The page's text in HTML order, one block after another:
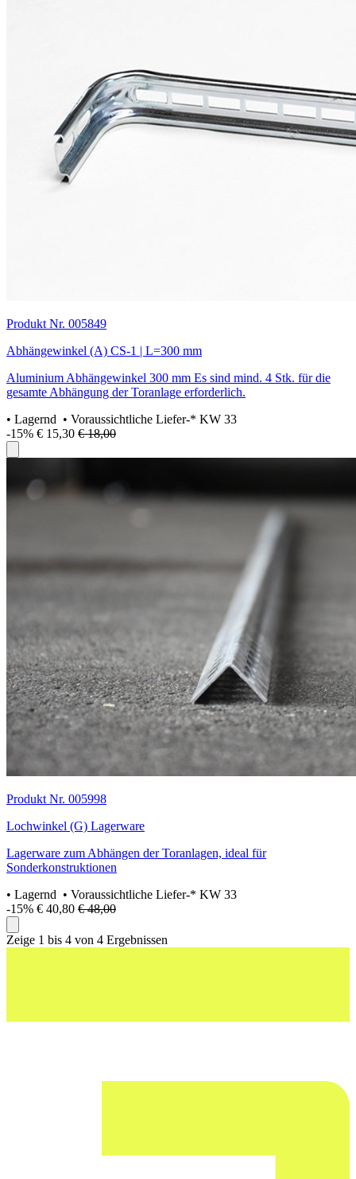
Produkt Nr. 005849
Abhängewinkel (A) CS-1 | L=300 mm
Aluminium Abhängewinkel 300 mm Es sind mind. 4 Stk. für die
gesamte Abhängung der Toranlage erforderlich.
• Lagernd • Voraussichtliche Liefer-* KW 33
-15% € 15,30 € 18,00
Produkt Nr. 005998
Lochwinkel (G) Lagerware
Lagerware zum Abhängen der Toranlagen, ideal für
Sonderkonstruktionen
• Lagernd • Voraussichtliche Liefer-* KW 33
-15% € 40,80 € 48,00
Zeige 1 bis 4 von 4 Ergebnissen